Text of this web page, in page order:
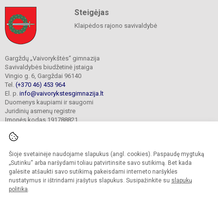
Šioje svetainėje naudojame slapukus (angl. cookies). Paspaudę mygtuką
„Sutinku“ arba naršydami toliau patvirtinsite savo sutikimą. Bet kada
galėsite atšaukti savo sutikimą pakeisdami interneto naršyklės
nustatymus ir ištrindami įrašytus slapukus. Susipažinkite su slapukų
politika.
Steigėjas
Klaipėdos rajono savivaldybė
Gargždų „Vaivorykštės“ gimnazija
Savivaldybės biudžetinė įstaiga
Vingio g. 6, Gargždai 96140
Tel. (+370 46) 453 964
El. p. info@vaivorykstesgimnazija.lt
Duomenys kaupiami ir saugomi
Juridinių asmenų registre
Įmonės kodas 191788821
© 2022. Gargždų „Vaivorykštės“ gimnazija. Visos teisės saugomos.
Kopijuoti turinį be raštiško gimnazijos sutikimo griežtai draudžiama.
Prieinamumo paraiška Slapukų valdymas
Sumanus būdas atnaujinti